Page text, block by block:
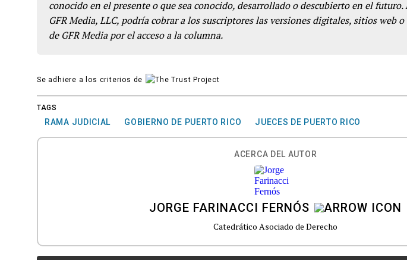
conocido en el presente o que sea conocido, desarrollado o descubierto en el futuro.
GFR Media, LLC, podría cobrar a los suscriptores las versiones digitales, sitios web
de GFR Media por el acceso a la columna.
Se adhiere a los criterios de
TAGS
RAMA JUDICIAL GOBIERNO DE PUERTO RICO JUECES DE PUERTO RICO
ACERCA DEL AUTOR
JORGE FARINACCI FERNÓS
Catedrático Asociado de Derecho